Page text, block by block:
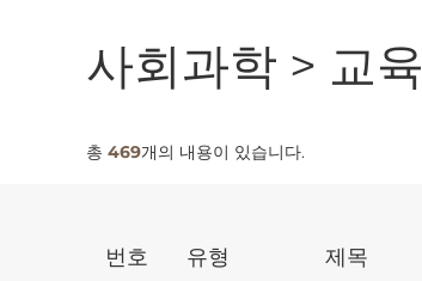
사회과학 > 교육
총 469개의 내용이 있습니다.
번호 유형 제목